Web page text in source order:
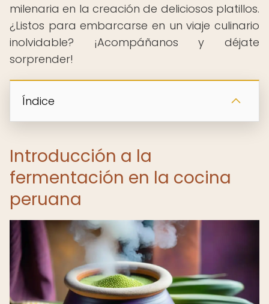
milenaria en la creación de deliciosos platillos.
¿Listos para embarcarse en un viaje culinario
inolvidable? ¡Acompáñanos y déjate
sorprender!
Índice
Introducción a la
fermentación en la cocina
peruana